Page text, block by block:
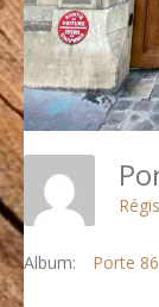
Album: Porte